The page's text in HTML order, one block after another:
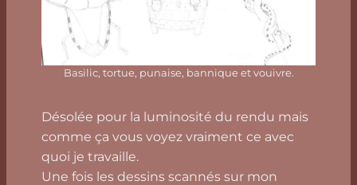
Basilic, tortue, punaise, bannique et vouivre.
Désolée pour la luminosité du rendu mais
comme ça vous voyez vraiment ce avec
quoi je travaille.
Une fois les dessins scannés sur mon